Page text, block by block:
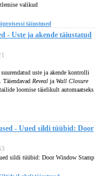
valikud
täiustused
- Uste ja akende täiustatud
uste ja akende kontrolli
Täiendavad Reveal ja Wall Closure
loomise täielikult automaatseks
- Uued sildi tüübid: Door
sildi tüübid: Door Window Stamp